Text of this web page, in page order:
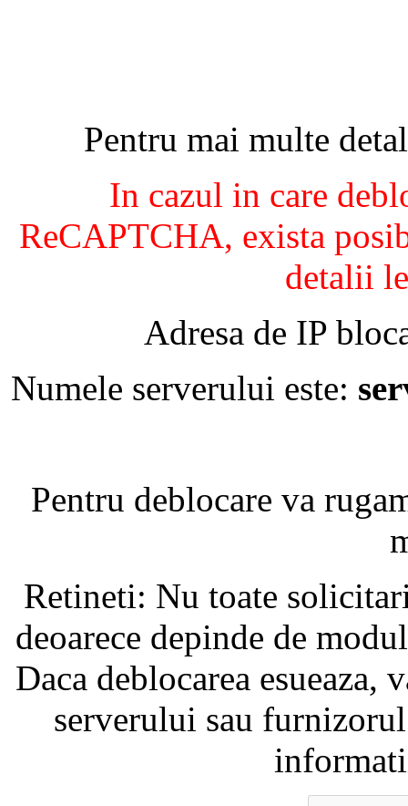
Pentru mai multe
In cazul in care
ReCAPTCHA, exista
detalii
Adresa de IP
Numele serverului este:
Pentru deblocare va
Retineti: Nu toate
deoarece depinde de
Daca deblocarea
serverului sau